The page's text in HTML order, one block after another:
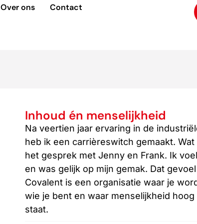
Over ons Contact
Inhoud én menselijkheid
Na veertien jaar ervaring in de
heb ik een carrièreswitch gemaakt. Wat
het gesprek met Jenny en Frank. Ik
en was gelijk op mijn gemak. Dat
Covalent is een organisatie waar je
wie je bent en waar menselijkheid hoog
staat.